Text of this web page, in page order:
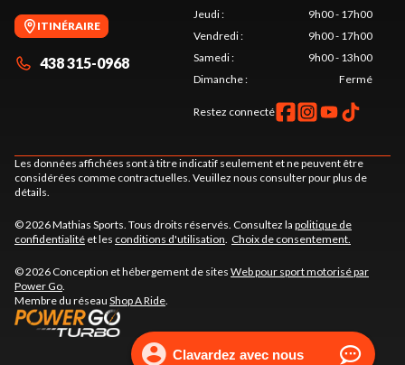
ITINÉRAIRE
438 315-0968
Jeudi:
9h00 - 17h00
Vendredi:
9h00 - 17h00
Samedi:
9h00 - 13h00
Dimanche: Fermé
Restez connecté
Les données affichées sont à titre indicatif seulement et ne peuvent être
considérées comme contractuelles. Veuillez nous consulter pour plus de
détails.
© 2026 Mathias Sports. Tous droits réservés. Consultez la politique de
confidentialité et les conditions d'utilisation Choix de consentement.
© 2026 Conception et hébergement de sites Web pour sport motorisé par
Power Go
Membre du réseau Shop A Ride